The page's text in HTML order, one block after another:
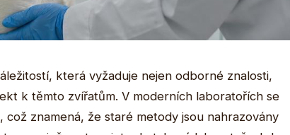
která vyžaduje nejen odborné znalosti,
k těmto zvířatům. V moderních laboratořích se
znamená, že staré metody jsou nahrazovány